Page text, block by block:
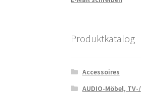
Produktkatalog
Accessoires
AUDIO-Möbel,